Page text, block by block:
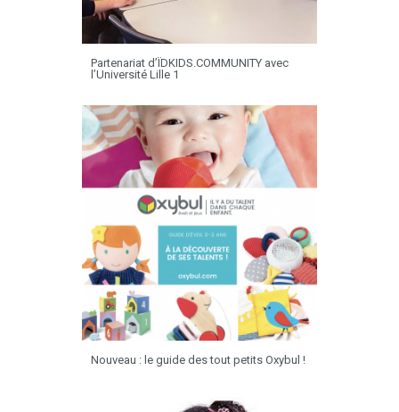
Partenariat d’ÏDKIDS.COMMUNITY avec
l’Université Lille 1
Nouveau : le guide des tout petits Oxybul !